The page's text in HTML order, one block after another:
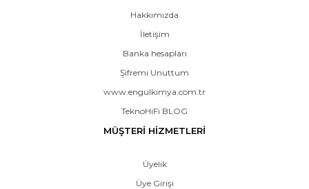
Hakkımızda
İletişim
Banka hesapları
Şifremi Unuttum
www.engulkimya.com.tr
TeknoHiFi BLOG
MÜŞTERİ HİZMETLERİ
Üyelik
Üye Girişi